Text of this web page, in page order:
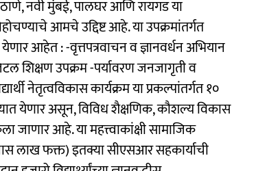
नवी मुंबई, पालघर आणि रायगड या
आमचे उद्दिष्ट आहे. या उपक्रमांतर्गत
आहेत : -वृत्तपत्रवाचन व ज्ञानवर्धन अभियान
शिक्षण उपक्रम -पर्यावरण जनजागृती व
नेतृत्वविकास कार्यक्रम या प्रकल्पांतर्गत १०
येणार असून, विविध शैक्षणिक, कौशल्य विकास
जाणार आहे. या महत्त्वाकांक्षी सामाजिक
लाख फक्त) इतक्या सीएसआर सहकार्याची